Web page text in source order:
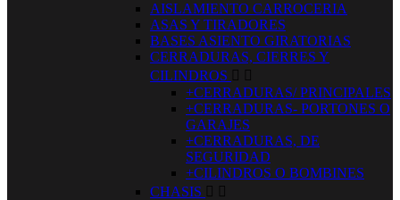
AISLAMIENTO CARROCERIA
ASAS Y TIRADORES
BASES ASIENTO GIRATORIAS
CERRADURAS, CIERRES Y
CILINDROS  
+CERRADURAS/ PRINCIPALES
+CERRADURAS- PORTONES O
GARAJES
+CERRADURAS, DE
SEGURIDAD
+CILINDROS O BOMBINES
CHASIS  